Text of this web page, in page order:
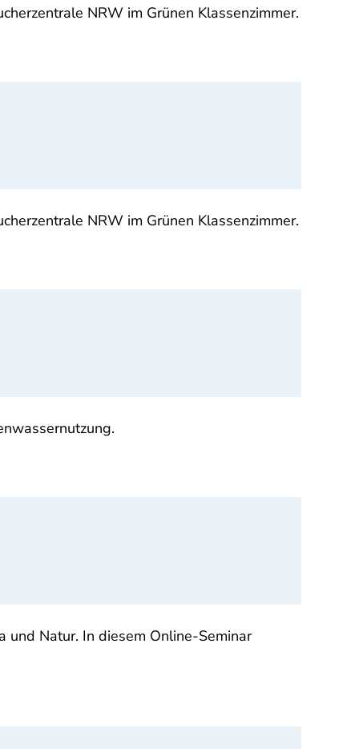
NRW im Grünen Klassenzimmer.
NRW im Grünen Klassenzimmer.
und Natur. In diesem Online-Seminar